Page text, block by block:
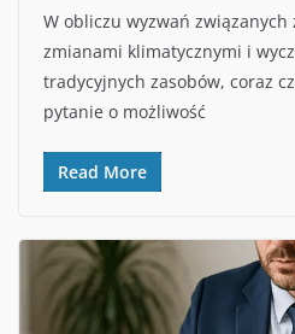
W obliczu wyzwań
zmianami klimatycznymi i
tradycyjnych zasobów, coraz
pytanie o możliwość
Read More